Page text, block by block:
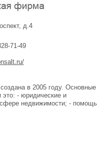
д.4
71-49
в 2005 году. Основные
это: - юридические и
сфере недвижимости; - помощь